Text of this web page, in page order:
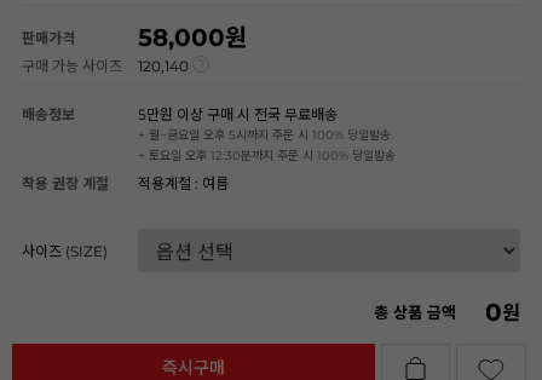
판매가격 58,000
구매 가능 사이즈 120,140
배송정보 5만원 이상 구매 시 전국 무료배송
+ 월~금요일 오후 5시까지 주문 시 100% 당일발송
+ 토요일 오후 12:30분까지 주문 시 100% 당일발송
착용 권장 계절 적용계절 : 여름
사이즈 (SIZE)
총 상품 금액 0원
즉시구매